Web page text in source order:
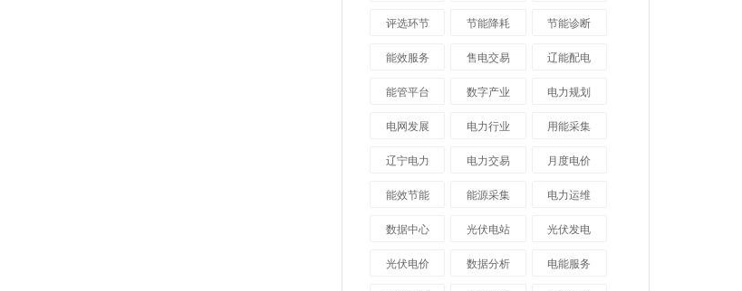
评选环节 节能降耗 节能诊断
能效服务 售电交易 辽能配电
能管平台 数字产业 电力规划
电网发展 电力行业 用能采集
辽宁电力 电力交易 月度电价
能效节能 能源采集 电力运维
数据中心 光伏电站 光伏发电
光伏电价 数据分析 电能服务